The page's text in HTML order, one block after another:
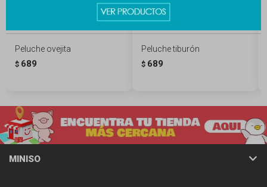
Peluche ovejita
$ 689
Peluche tiburón
$ 689
MINISO